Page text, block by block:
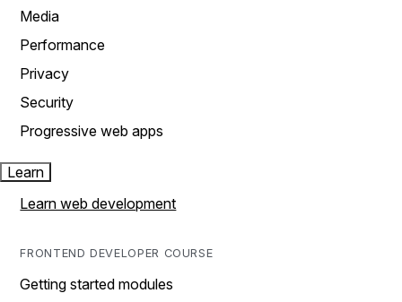
Media
Performance
Privacy
Security
Progressive web apps
Learn
Learn web development
FRONTEND DEVELOPER COURSE
Getting started modules